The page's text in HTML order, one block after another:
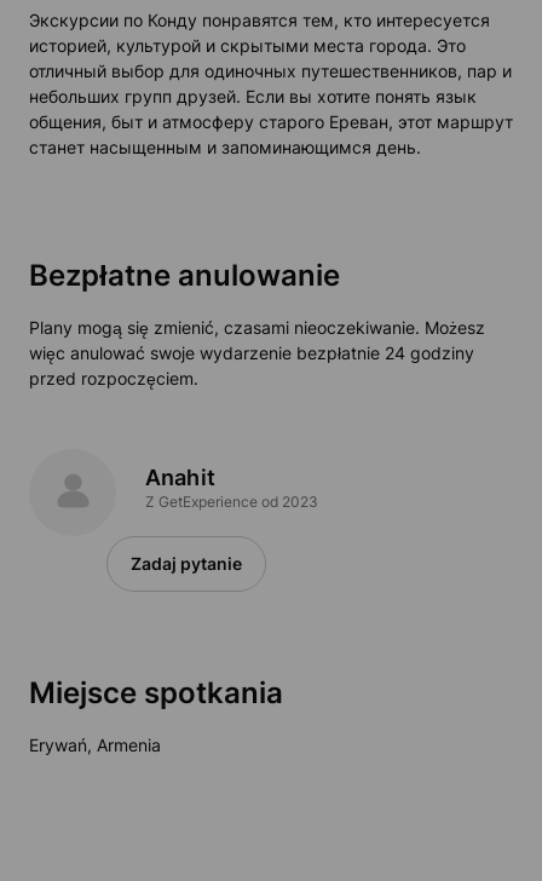
Экскурсии по Конду понравятся тем, кто интересуется
историей, культурой и скрытыми места города. Это
отличный выбор для одиночных путешественников, пар и
небольших групп друзей. Если вы хотите понять язык
общения, быт и атмосферу старого Ереван, этот маршрут
станет насыщенным и запоминающимся день.
Bezpłatne anulowanie
Plany mogą się zmienić, czasami nieoczekiwanie. Możesz
więc anulować swoje wydarzenie bezpłatnie 24 godziny
przed rozpoczęciem.
Anahit
Z GetExperience od 2023
Zadaj pytanie
Miejsce spotkania
Erywań, Armenia